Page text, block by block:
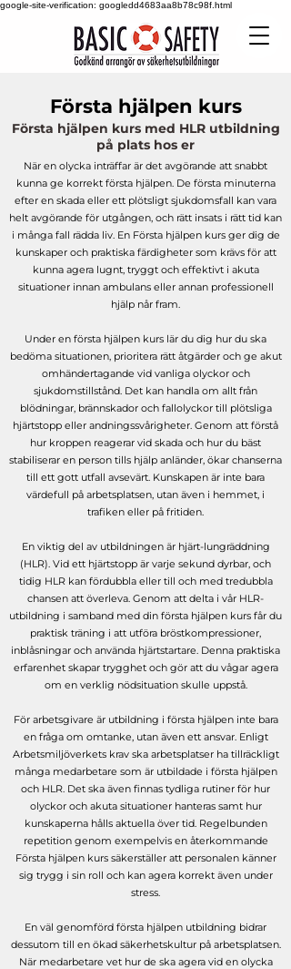
google-site-verification: googledd4683aa8b78c98f.html
Första hjälpen kurs
Första hjälpen kurs med HLR utbildning
på plats hos er
När en olycka inträffar är det avgörande att snabbt
kunna ge korrekt första hjälpen. De första minuterna
efter en skada eller ett plötsligt sjukdomsfall kan vara
helt avgörande för utgången, och rätt insats i rätt tid kan
i många fall rädda liv. En Första hjälpen kurs ger dig de
kunskaper och praktiska färdigheter som krävs för att
kunna agera lugnt, tryggt och effektivt i akuta
situationer innan ambulans eller annan professionell
hjälp når fram.
Under en första hjälpen kurs lär du dig hur du ska
bedöma situationen, prioritera rätt åtgärder och ge akut
omhändertagande vid vanliga olyckor och
sjukdomstillstånd. Det kan handla om allt från
blödningar, brännskador och fallolyckor till plötsliga
hjärtstopp eller andningssvårigheter. Genom att förstå
hur kroppen reagerar vid skada och hur du bäst
stabiliserar en person tills hjälp anländer, ökar chanserna
till ett gott utfall avsevärt. Kunskapen är inte bara
värdefull på arbetsplatsen, utan även i hemmet, i
trafiken eller på fritiden.
En viktig del av utbildningen är hjärt-lungräddning
(HLR). Vid ett hjärtstopp är varje sekund dyrbar, och
tidig HLR kan fördubbla eller till och med tredubbla
chansen att överleva. Genom att delta i vår HLR-
utbildning i samband med din första hjälpen kurs får du
praktisk träning i att utföra bröstkompressioner,
inblåsningar och använda hjärtstartare. Denna praktiska
erfarenhet skapar trygghet och gör att du vågar agera
om en verklig nödsituation skulle uppstå.
För arbetsgivare är utbildning i första hjälpen inte bara
en fråga om omtanke, utan även ett ansvar. Enligt
Arbetsmiljöverkets krav ska arbetsplatser ha tillräckligt
många medarbetare som är utbildade i första hjälpen
och HLR. Det ska även finnas tydliga rutiner för hur
olyckor och akuta situationer hanteras samt hur
kunskaperna hålls aktuella över tid. Regelbunden
repetition genom exempelvis en återkommande
Första hjälpen kurs säkerställer att personalen känner
sig trygg i sin roll och kan agera korrekt även under
stress.
En väl genomförd första hjälpen utbildning bidrar
dessutom till en ökad säkerhetskultur på arbetsplatsen.
När medarbetare vet hur de ska agera vid en olycka